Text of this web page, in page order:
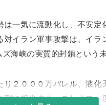
一気に流動化し、不安定
イラン軍事攻撃は、イラ
海峡の実質的封鎖という
２０００万バレル、液化
に相当する。これまで